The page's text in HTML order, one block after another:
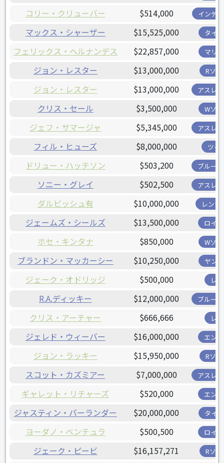
コリー・クリューバー $514,000 インデ
マックス・シャーザー $15,525,000 タイ
フェリックス・ヘルナンデス $22,857,000 マリ
ジョン・レスター $13,000,000 Rソ
ジョン・レスター $13,000,000 アスレ
クリス・セール $3,500,000 Wソ
ジェフ・サマージャ $5,345,000 アスレ
フィル・ヒューズ $8,000,000 ツイ
ドリュー・ハッチソン $503,200 ブルー
ソニー・グレイ $502,500 アスレ
ダルビッシュ有 $10,000,000 レンジ
ジェームズ・シールズ $13,500,000 ロイ
ホセ・キンタナ $850,000 Wソ
ブランドン・マッカーシー $10,250,000 ヤン
ジェーク・オドリッジ $500,000 レ
R.A.ディッキー $12,000,000 ブルー
クリス・アーチャー $666,666 レ
ジェレド・ウィーバー $16,000,000 エン
ジョン・ラッキー $15,950,000 Rソ
スコット・カズミアー $7,000,000 アスレ
ギャレット・リチャーズ $520,000 エン
ジャスティン・バーランダー $20,000,000 タイ
ヨーダノ・ベンチュラ $500,500 ロイ
ジェーク・ピービ $16,157,271 Rソ